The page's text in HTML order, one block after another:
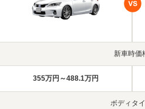
新車時価
355万円～488.1万円
ボディタ